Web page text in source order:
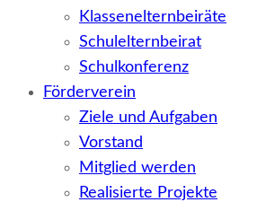
Klassenelternbeiräte
Schulelternbeirat
Schulkonferenz
Förderverein
Ziele und Aufgaben
Vorstand
Mitglied werden
Realisierte Projekte